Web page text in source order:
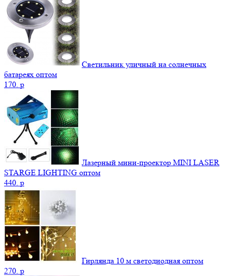
Светильник уличный на солнечных
батареях оптом
170. p
Лазерный мини-проектор MINI LASER
STARGE LIGHTING оптом
440. p
Гирлянда 10 м светодиодная оптом
270. p